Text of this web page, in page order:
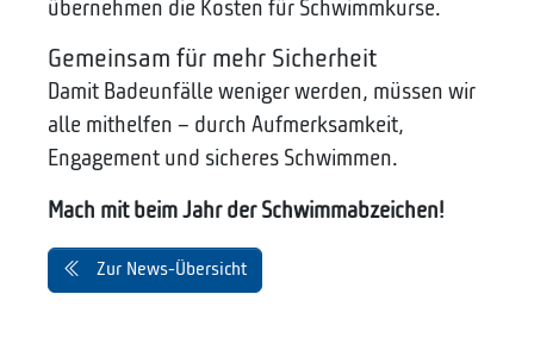
übernehmen die Kosten für Schwimmkurse.
Gemeinsam für mehr Sicherheit
Damit Badeunfälle weniger werden, müssen wir
alle mithelfen – durch Aufmerksamkeit,
Engagement und sicheres Schwimmen.
Mach mit beim Jahr der Schwimmabzeichen!
Zur News-Übersicht